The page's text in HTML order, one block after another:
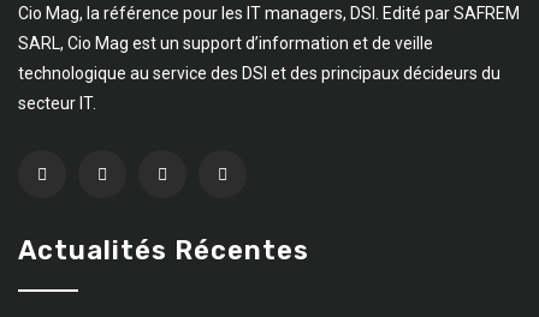
Cio Mag, la référence pour les IT managers, DSI. Edité par SAFREM
SARL, Cio Mag est un support d’information et de veille
technologique au service des DSI et des principaux décideurs du
secteur IT.
Actualités Récentes